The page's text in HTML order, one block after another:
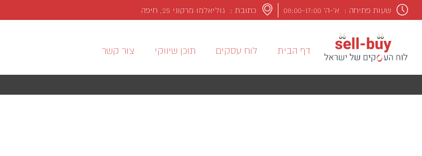
שעות פתיחה : א’-ה’ 08:00-17:00 כתובת : גוליאלמו מרקוני 25, חיפה
דף הבית לוח עסקים תוכן שיווקי צור קשר